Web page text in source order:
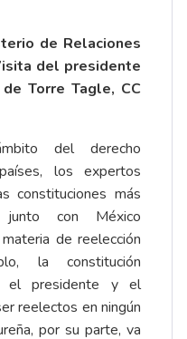
de Relaciones
del presidente
Torre Tagle, CC
del derecho
los expertos
constituciones más
junto con México
de reelección
la constitución
el presidente y el
reelectos en ningún
por su parte, va